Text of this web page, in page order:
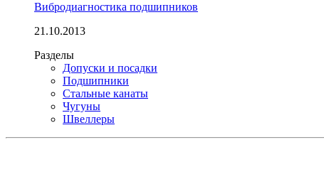
Вибродиагностика подшипников
21.10.2013
Разделы
Допуски и посадки
Подшипники
Стальные канаты
Чугуны
Швеллеры